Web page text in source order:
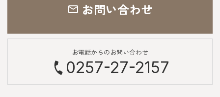
お問い合わせ
お電話からのお問い合わせ
0257-27-2157